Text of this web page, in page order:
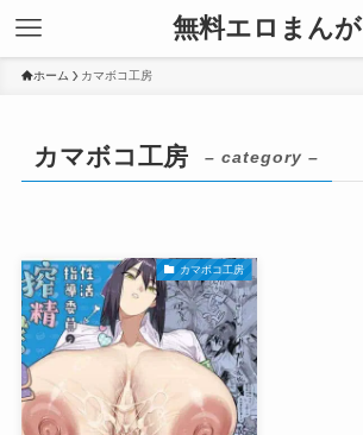
無料エロまんが
ホーム カマボコ工房
カマボコ工房 – category –
カマボコ工房